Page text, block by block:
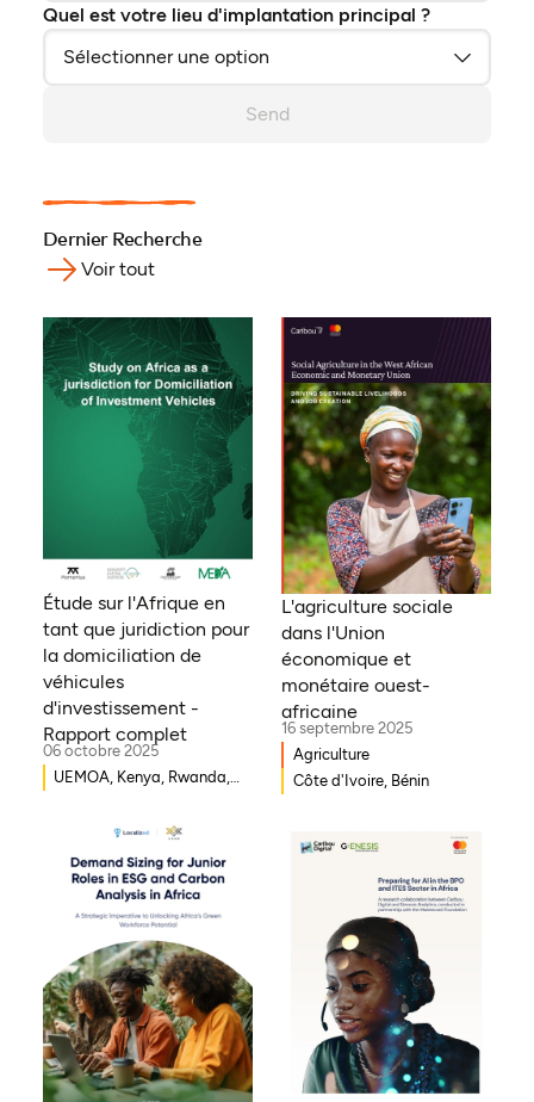
Quel est votre lieu d'implantation principal ?
Send
Dernier Recherche
Voir tout
Étude sur l'Afrique en
tant que juridiction pour
la domiciliation de
véhicules
d'investissement -
Rapport complet
06 octobre 2025
UEMOA, Kenya, Rwanda,
Bissau, Djibouti,
Mozambique, Égypte,
Bénin, Ghana, Sénégal,
Zambie, Ouganda, Côte
d'Ivoire, Sierra Leone,
Erythrée, Gambie, Eswatini,
République démocratique
du Congo, Tanzanie,
Nigéria, Zimbabwe, Sud
Soudan, Afrique du Sud,
Cameroun, Éthiopie, Niger,
L'agriculture sociale
dans l'Union
économique et
monétaire ouest-
africaine
16 septembre 2025
Agriculture
Côte d'Ivoire, Bénin